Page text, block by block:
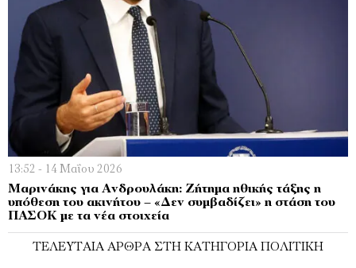
13:52 - 14 Μαΐου 2026
Μαρινάκης για Ανδρουλάκη: Ζήτημα ηθικής τάξης η
υπόθεση του ακινήτου – «Δεν συμβαδίζει» η στάση του
ΠΑΣΟΚ με τα νέα στοιχεία
ΤΕΛΕΥΤΑΊΑ ΆΡΘΡΑ ΣΤΗ ΚΑΤΗΓΟΡΊΑ ΠΟΛΙΤΙΚΉ